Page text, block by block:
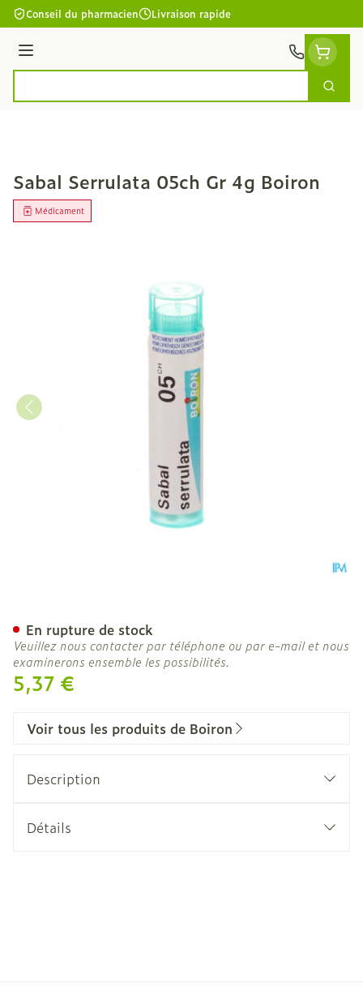
Aller au contenu
Conseil du pharmacien Livraison rapide
Menu
Sabal Serrulata 05ch Gr 4g Boiron
Médicament
5,37 €
En rupture de stock
Veuillez nous contacter par téléphone ou par e-mail et nous
examinerons ensemble les possibilités.
Voir tous les produits de Boiron
Description
Détails